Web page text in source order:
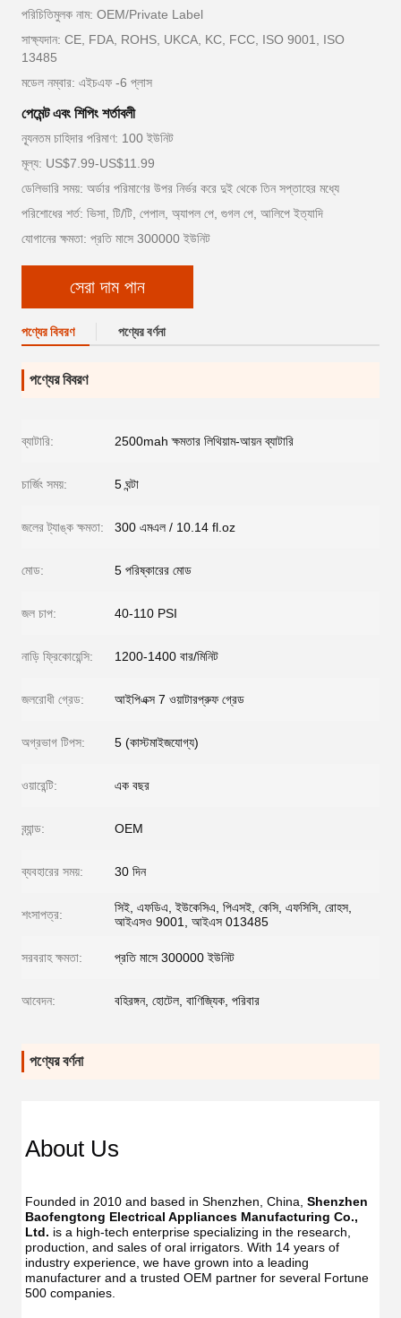
পরিচিতিমুলক নাম: OEM/Private Label
সাক্ষ্যদান: CE, FDA, ROHS, UKCA, KC, FCC, ISO 9001, ISO
13485
মডেল নম্বার: এইচএফ -6 প্লাস
পেমেন্ট এবং শিপিং শর্তাবলী
ন্যূনতম চাহিদার পরিমাণ: 100 ইউনিট
মূল্য: US$7.99-US$11.99
ডেলিভারি সময়: অর্ডার পরিমাণের উপর নির্ভর করে দুই থেকে তিন সপ্তাহের মধ্যে
পরিশোধের শর্ত: ভিসা, টি/টি, পেপাল, অ্যাপল পে, গুগল পে, আলিপে ইত্যাদি
যোগানের ক্ষমতা: প্রতি মাসে 300000 ইউনিট
সেরা দাম পান
পণ্যের বিবরণ পণ্যের বর্ণনা
পণ্যের বিবরণ
ব্যাটারি: 2500mah ক্ষমতার লিথিয়াম-আয়ন ব্যাটারি
চার্জিং সময়: 5 ঘন্টা
জলের ট্যাঙ্ক ক্ষমতা: 300 এমএল / 10.14 fl.oz
মোড: 5 পরিষ্কারের মোড
জল চাপ: 40-110 PSI
নাড়ি ফ্রিকোয়েন্সি: 1200-1400 বার/মিনিট
জলরোধী গ্রেড: আইপিএক্স 7 ওয়াটারপ্রুফ গ্রেড
অগ্রভাগ টিপস: 5 (কাস্টমাইজযোগ্য)
ওয়ারেন্টি: এক বছর
ব্র্যান্ড: OEM
ব্যবহারের সময়: 30 দিন
শংসাপত্র:
সিই, এফডিএ, ইউকেসিএ, পিএসই, কেসি, এফসিসি, রোহস,
আইএসও 9001, আইএস 013485
সরবরাহ ক্ষমতা: প্রতি মাসে 300000 ইউনিট
আবেদন: বহিরঙ্গন, হোটেল, বাণিজ্যিক, পরিবার
পণ্যের বর্ণনা
USB
IPX7
Function
USB
IPX7
UV
About Us
Founded in 2010 and based in Shenzhen, China, Shenzhen
Baofengtong Electrical Appliances Manufacturing Co.,
Ltd. is a high-tech enterprise specializing in the research,
production, and sales of oral irrigators. With 14 years of
industry experience, we have grown into a leading
manufacturer and a trusted OEM partner for several Fortune
500 companies.